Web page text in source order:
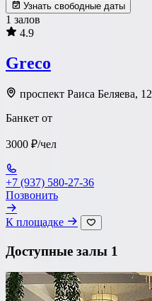
Узнать свободные даты
1 залов
4.9
Greco
проспект Раиса Беляева, 12
Банкет от
3000 ₽/чел
+7 (937) 580-27-36
Позвонить
К площадке
Доступные залы 1